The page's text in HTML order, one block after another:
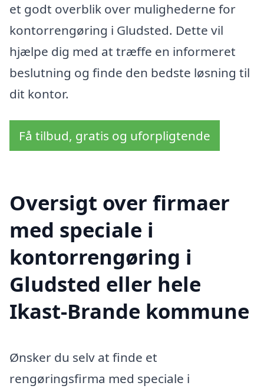
et godt overblik over mulighederne for
kontorrengøring i Gludsted. Dette vil
hjælpe dig med at træffe en informeret
beslutning og finde den bedste løsning til
dit kontor.
Få tilbud, gratis og uforpligtende
Oversigt over firmaer
med speciale i
kontorrengøring i
Gludsted eller hele
Ikast-Brande kommune
Ønsker du selv at finde et
rengøringsfirma med speciale i